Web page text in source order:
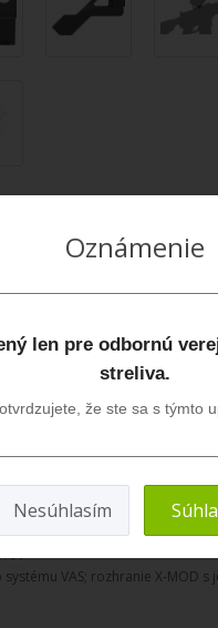
montáž 45°
zo systémuVector Adapter
kolimátora pod uhlom 45°
na streľbu na blízko.
kolimátora pre rýchle
SCRA-MOJ1, SCRA-GIN1,
VOD1 – bezpečné uchytenie
VAS; rozhranie X-MOD s
Oznámenie
len pre odbornú
streliva.
že ste sa s týmto
Nesúhlasím